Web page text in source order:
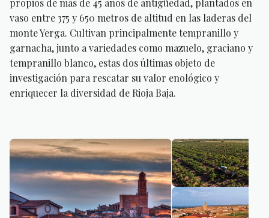
propios de más de 45 años de antigüedad, plantados en
vaso entre 375 y 650 metros de altitud en las laderas del
monte Yerga. Cultivan principalmente tempranillo y
garnacha, junto a variedades como mazuelo, graciano y
tempranillo blanco, estas dos últimas objeto de
investigación para rescatar su valor enológico y
enriquecer la diversidad de Rioja Baja.